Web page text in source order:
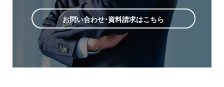
お問い合わせ・資料請求はこちら